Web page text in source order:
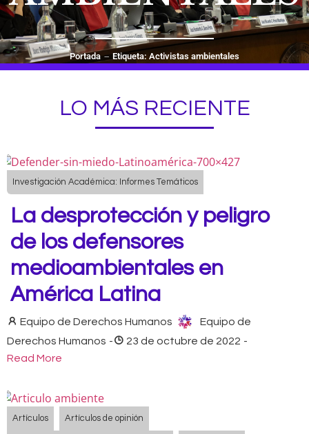
Portada Etiqueta: Activistas ambientales
LO MÁS RECIENTE
Investigación Académica: Informes Temáticos
La desprotección y peligro
de los defensores
medioambientales en
América Latina
Equipo de Derechos Humanos
Equipo de
Derechos Humanos - 23 de octubre de 2022 -
Read More
Artículos Artículos de opinión